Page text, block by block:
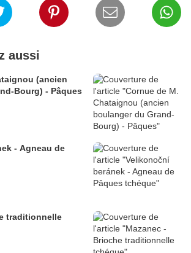
aussi
(ancien
Bourg) - Pâques
- Agneau de
traditionnelle